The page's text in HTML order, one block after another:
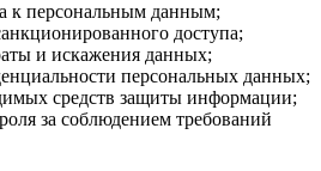
к персональным данным;
доступа;
и искажения данных;
персональных данных;
средств защиты информации;
за соблюдением требований